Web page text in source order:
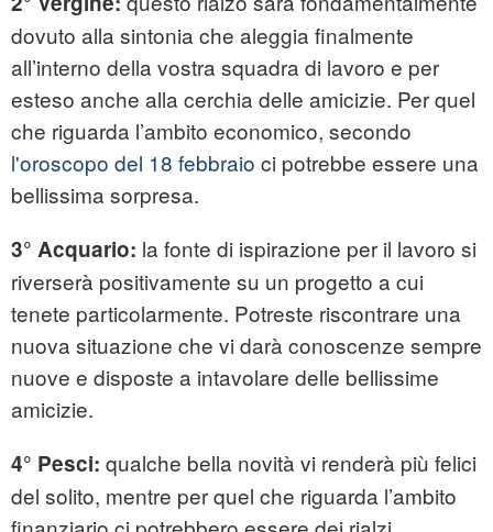
dovuto alla sintonia che aleggia finalmente
all’interno della vostra squadra di lavoro e per
esteso anche alla cerchia delle amicizie. Per quel
che riguarda l’ambito economico, secondo
l'oroscopo del 18 febbraio ci potrebbe essere una
bellissima sorpresa.
3° Acquario: la fonte di ispirazione per il lavoro si
riverserà positivamente su un progetto a cui
tenete particolarmente. Potreste riscontrare una
nuova situazione che vi darà conoscenze sempre
nuove e disposte a intavolare delle bellissime
amicizie.
4° Pesci: qualche bella novità vi renderà più felici
del solito, mentre per quel che riguarda l’ambito